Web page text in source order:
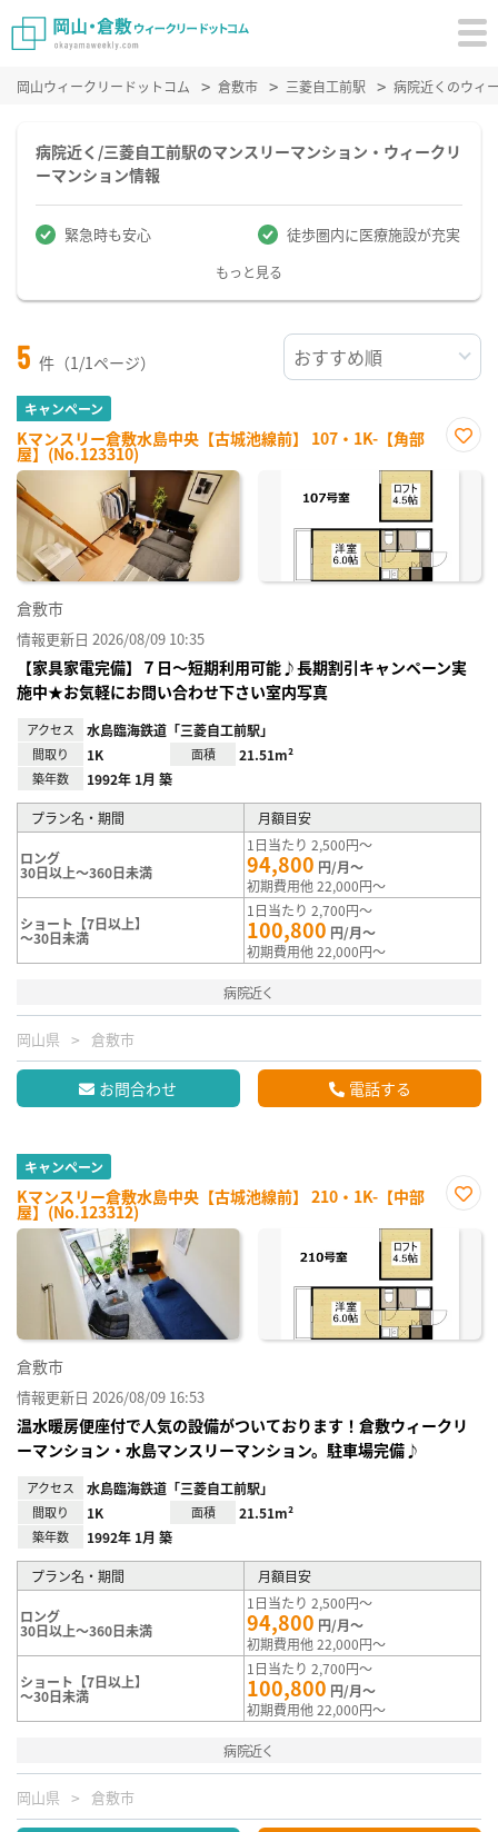
岡山ウィークリードットコム 倉敷市 三菱自工前駅 病院近くのウィ
病院近く/三菱自工前駅のマンスリーマンション・ウィークリ
ーマンション情報
緊急時も安心 徒歩圏内に医療施設が充実
もっと見る
5 件（1/1ページ）
キャンペーン
Kマンスリー倉敷水島中央【古城池線前】 107・1K-【角部
屋】(No.123310)
に入
倉敷市
情報更新日 2026/08/09 10:35
【家具家電完備】７日～短期利用可能♪長期割引キャンペーン実
施中★お気軽にお問い合わせ下さい室内写真
アクセス 水島臨海鉄道「三菱自工前駅」
間取り 1K 面積 21.51m²
築年数 1992年 1月 築
プラン名・期間 月額目安
ロング
30日以上～360日未満
1日当たり 2,500円～
94,800 円/月～
初期費用他 22,000円～
ショート【7日以上】
～30日未満
1日当たり 2,700円～
100,800 円/月～
初期費用他 22,000円～
病院近く
岡山県 倉敷市
お問合わせ 電話する
キャンペーン
Kマンスリー倉敷水島中央【古城池線前】 210・1K-【中部
屋】(No.123312)
に入
倉敷市
情報更新日 2026/08/09 16:53
温水暖房便座付で人気の設備がついております！倉敷ウィークリ
ーマンション・水島マンスリーマンション。駐車場完備♪
アクセス 水島臨海鉄道「三菱自工前駅」
間取り 1K 面積 21.51m²
築年数 1992年 1月 築
プラン名・期間 月額目安
ロング
30日以上～360日未満
1日当たり 2,500円～
94,800 円/月～
初期費用他 22,000円～
ショート【7日以上】
～30日未満
1日当たり 2,700円～
100,800 円/月～
初期費用他 22,000円～
病院近く
岡山県 倉敷市